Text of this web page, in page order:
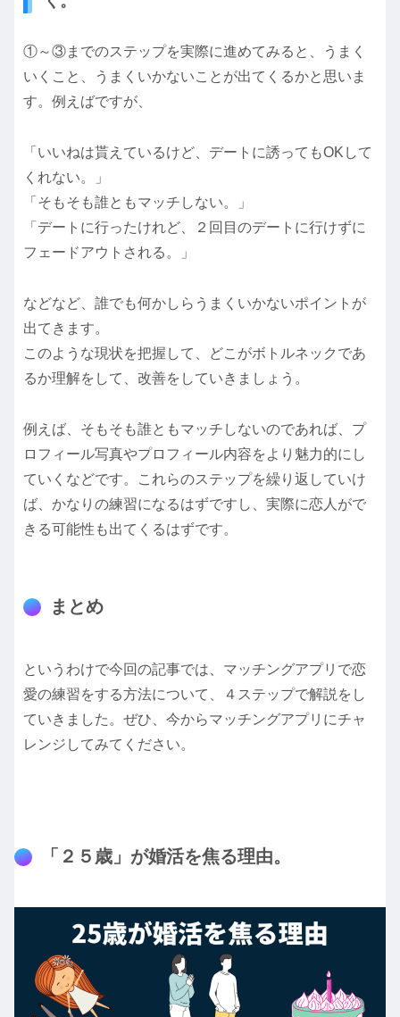
①～③までのステップを実際に進めてみると、うまく
いくこと、うまくいかないことが出てくるかと思いま
す。例えばですが、
「いいねは貰えているけど、デートに誘ってもOKして
くれない。」
「そもそも誰ともマッチしない。」
「デートに行ったけれど、２回目のデートに行けずに
フェードアウトされる。」
などなど、誰でも何かしらうまくいかないポイントが
出てきます。
このような現状を把握して、どこがボトルネックであ
るか理解をして、改善をしていきましょう。
例えば、そもそも誰ともマッチしないのであれば、プ
ロフィール写真やプロフィール内容をより魅力的にし
ていくなどです。これらのステップを繰り返していけ
ば、かなりの練習になるはずですし、実際に恋人がで
きる可能性も出てくるはずです。
まとめ
というわけで今回の記事では、マッチングアプリで恋
愛の練習をする方法について、４ステップで解説をし
ていきました。ぜひ、今からマッチングアプリにチャ
レンジしてみてください。
「２５歳」が婚活を焦る理由。